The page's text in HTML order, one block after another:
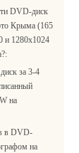
DVD-диск
Крыма (165
и 1280x1024
за 3-4
на
в DVD-
на